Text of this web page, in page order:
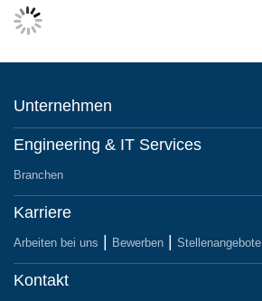
Unternehmen
Engineering & IT Services
Branchen
Karriere
Arbeiten bei uns Bewerben Stellenangebote
Kontakt